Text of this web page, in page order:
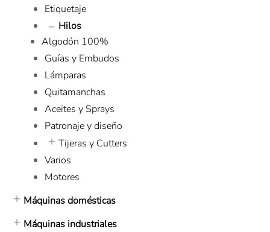
Etiquetaje
Hilos
Algodón 100%
Guías y Embudos
Lámparas
Quitamanchas
Aceites y Sprays
Patronaje y diseño
Tijeras y Cutters
Varios
Motores
Máquinas domésticas
Máquinas industriales